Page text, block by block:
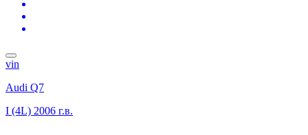
vin
Audi Q7
I (4L) 2006 г.в.